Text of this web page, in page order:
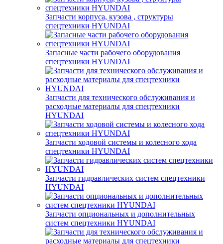
Запчасти корпуса, кузова , структуры
спецтехники HYUNDAI
Запасные части рабочего оборудования
спецтехники HYUNDAI
Запчасти для технического обслуживания и
расходные материалы для спецтехники
HYUNDAI
Запчасти ходовой системы и колесного хода
спецтехники HYUNDAI
Запчасти гидравлических систем спецтехники
HYUNDAI
Запчасти опциональных и дополнительных
систем спецтехники HYUNDAI